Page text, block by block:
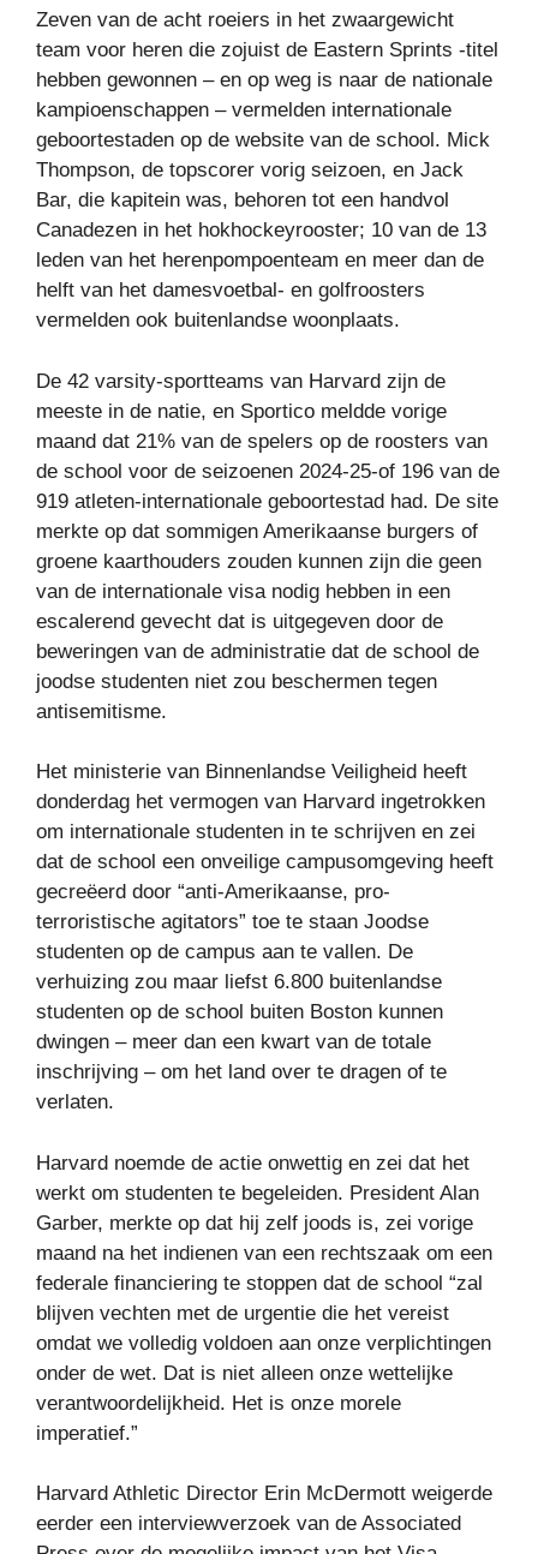
Zeven van de acht roeiers in het zwaargewicht
team voor heren die zojuist de Eastern Sprints -titel
hebben gewonnen – en op weg is naar de nationale
kampioenschappen – vermelden internationale
geboortestaden op de website van de school. Mick
Thompson, de topscorer vorig seizoen, en Jack
Bar, die kapitein was, behoren tot een handvol
Canadezen in het hokhockeyrooster; 10 van de 13
leden van het herenpompoenteam en meer dan de
helft van het damesvoetbal- en golfroosters
vermelden ook buitenlandse woonplaats.
De 42 varsity-sportteams van Harvard zijn de
meeste in de natie, en Sportico meldde vorige
maand dat 21% van de spelers op de roosters van
de school voor de seizoenen 2024-25-of 196 van de
919 atleten-internationale geboortestad had. De site
merkte op dat sommigen Amerikaanse burgers of
groene kaarthouders zouden kunnen zijn die geen
van de internationale visa nodig hebben in een
escalerend gevecht dat is uitgegeven door de
beweringen van de administratie dat de school de
joodse studenten niet zou beschermen tegen
antisemitisme.
Het ministerie van Binnenlandse Veiligheid heeft
donderdag het vermogen van Harvard ingetrokken
om internationale studenten in te schrijven en zei
dat de school een onveilige campusomgeving heeft
gecreëerd door “anti-Amerikaanse, pro-
terroristische agitators” toe te staan ​​Joodse
studenten op de campus aan te vallen. De
verhuizing zou maar liefst 6.800 buitenlandse
studenten op de school buiten Boston kunnen
dwingen – meer dan een kwart van de totale
inschrijving – om het land over te dragen of te
verlaten.
Harvard noemde de actie onwettig en zei dat het
werkt om studenten te begeleiden. President Alan
Garber, merkte op dat hij zelf joods is, zei vorige
maand na het indienen van een rechtszaak om een ​​
federale financiering te stoppen dat de school “zal
blijven vechten met de urgentie die het vereist
omdat we volledig voldoen aan onze verplichtingen
onder de wet. Dat is niet alleen onze wettelijke
verantwoordelijkheid. Het is onze morele
imperatief.”
Harvard Athletic Director Erin McDermott weigerde
eerder een interviewverzoek van de Associated